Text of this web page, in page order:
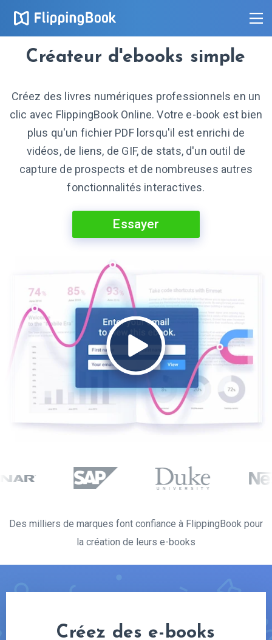
Créateur d'ebooks simple
Créez des livres numériques professionnels en un
clic avec FlippingBook Online. Votre e-book est bien
plus qu'un fichier PDF lorsqu'il est enrichi de
vidéos, de liens, de GIF, de stats, d'un outil de
capture de prospects et de nombreuses autres
fonctionnalités interactives.
Essayer
Des milliers de marques font confiance à FlippingBook pour
la création de leurs e-books
Créez des e-books